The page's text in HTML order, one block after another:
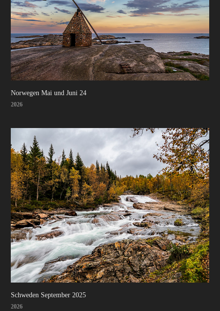
Norwegen Mai und Juni 24
2026
Schweden September 2025
2026